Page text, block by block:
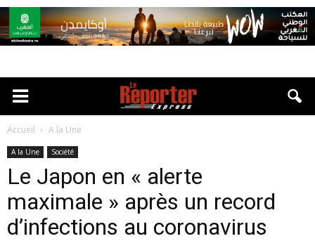
Accueil A la Une
A la Une Société
Le Japon en « alerte
maximale » après un record
d’infections au coronavirus